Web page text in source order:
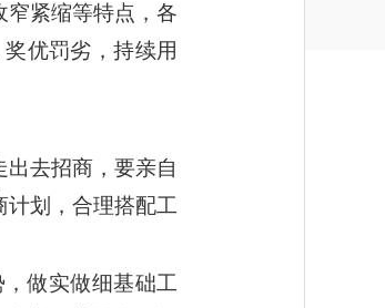
窄紧缩等特点，各
优罚劣，持续用
去招商，要亲自
划，合理搭配工
做实做细基础工